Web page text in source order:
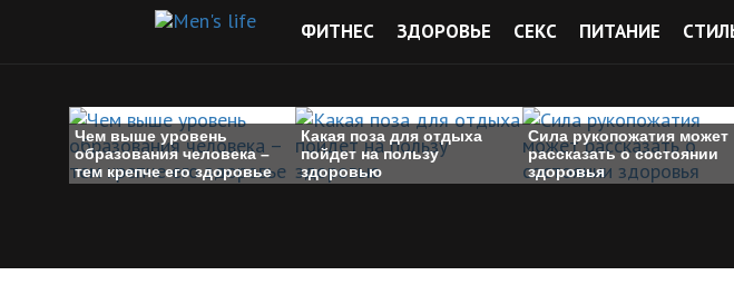
ФИТНЕС ЗДОРОВЬЕ СЕКС ПИТАНИЕ
Чем выше уровень
образования человека –
тем крепче его здоровье
Какая поза для отдыха
пойдет на пользу
здоровью
Сила рукопожатия может
рассказать о состоянии
здоровья